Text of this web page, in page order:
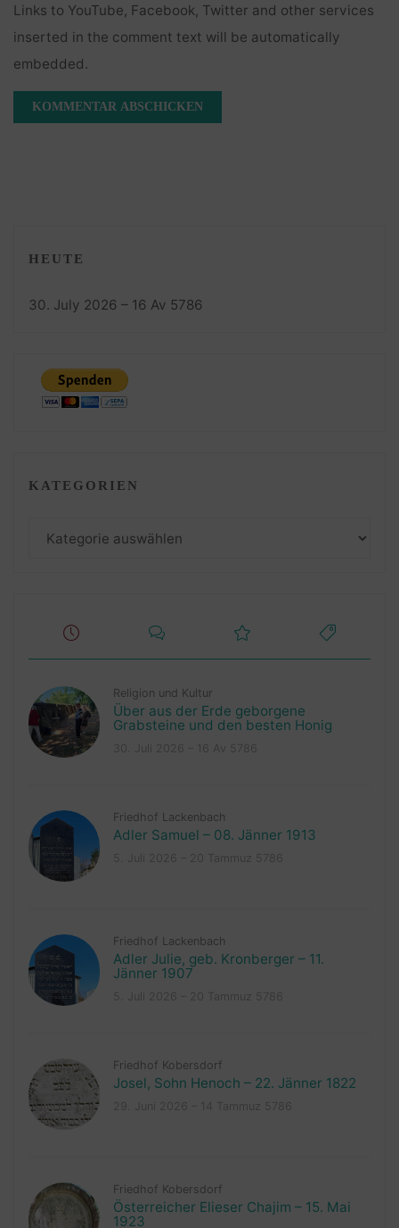
Links to YouTube, Facebook, Twitter and other services
inserted in the comment text will be automatically
embedded.
HEUTE
30. July 2026 – 16 Av 5786
KATEGORIEN
Religion und Kultur
Über aus der Erde geborgene
Grabsteine und den besten Honig
Friedhof Lackenbach
Adler Samuel – 08. Jänner 1913
Friedhof Lackenbach
Adler Julie, geb. Kronberger – 11.
Jänner 1907
Friedhof Kobersdorf
Josel, Sohn Henoch – 22. Jänner 1822
Friedhof Kobersdorf
Österreicher Elieser Chajim – 15. Mai
1923